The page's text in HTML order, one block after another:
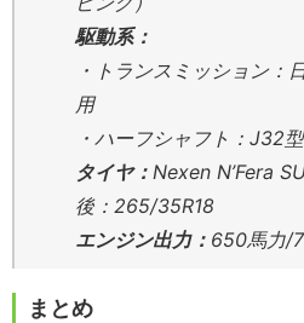
駆動系：
・トランスミッション
用
・ハーフシャフト：J32
タイヤ： Nexen N’Fera
後：265/35R18
エンジン出力： 650馬力/
まとめ